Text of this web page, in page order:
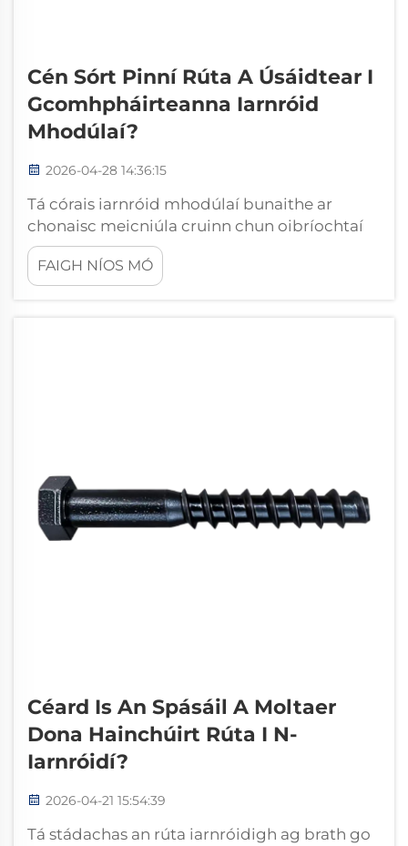
Cén Sórt Pinní Rúta A Úsáidtear I
Gcomhpháirteanna Iarnróid
Mhodúlaí?
2026-04-28 14:36:15
Tá córais iarnróid mhodúlaí bunaithe ar
chonaisc meicniúla cruinn chun oibríochtaí
traenacha sláintiúla agus éifeachtúla a
chinntiú, agus tá pinneanna an rúta mar
chomhpháirteanna fásaithe bunúsacha a
FAIGH NÍOS MÓ
Céard Is An Spásáil A Moltaer
Dona Hainchúirt Rúta I N-
Iarnróidí?
2026-04-21 15:54:39
Tá stádachas an rúta iarnróidigh ag brath go